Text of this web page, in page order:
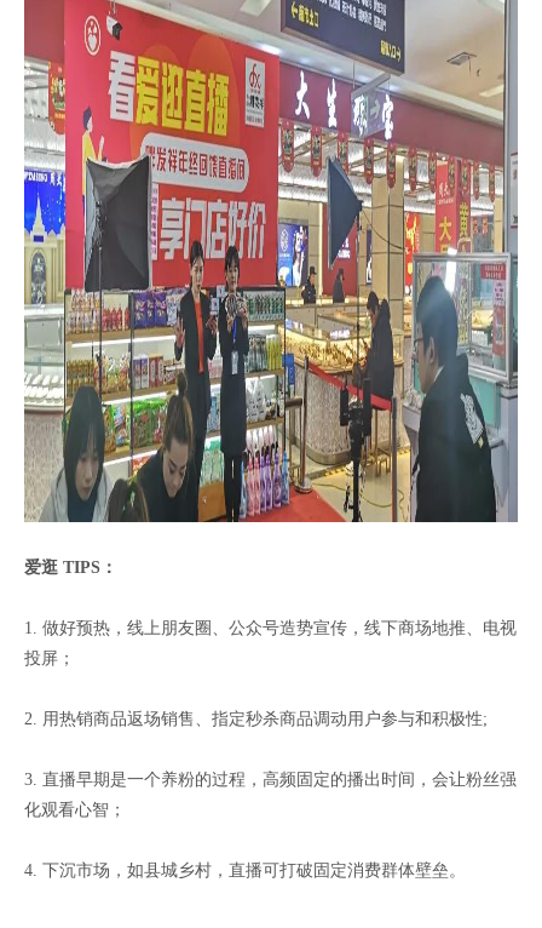
爱逛 TIPS：
1. 做好预热，线上朋友圈、公众号造势宣传，线下商场地推、电视
投屏；
2. 用热销商品返场销售、指定秒杀商品调动用户参与和积极性;
3. 直播早期是一个养粉的过程，高频固定的播出时间，会让粉丝强
化观看心智；
4. 下沉市场，如县城乡村，直播可打破固定消费群体壁垒。